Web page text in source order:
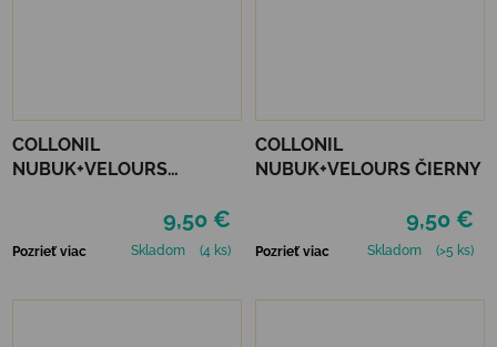
COLLONIL
NUBUK+VELOURS
9,50 €
Pozrieť viac Skladom (4 ks)
COLLONIL
NUBUK+VELOURS ČIERNY
9,50 €
Pozrieť viac Skladom (>5 ks)